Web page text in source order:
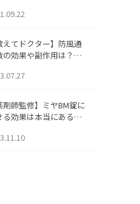
えてドクター】防風通
の効果や副作用は？長
剤師監修】ミヤBM錠に
る効果は本当にある